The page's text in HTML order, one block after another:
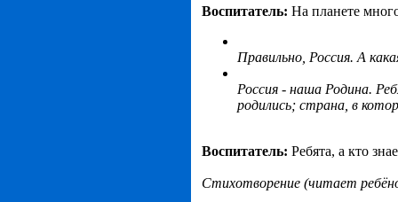
Воспитатель: На планете
Правильно, Россия. А
Россия - наша Родина.
родились; страна, в
Воспитатель: Ребята, а кто
Стихотворение (читает